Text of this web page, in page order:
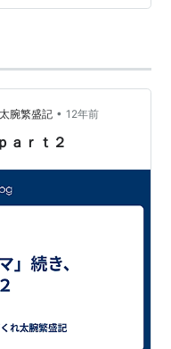
よひささんに歌詞を
、後に建設会社丸増
。 …
腕繁盛記 • 12年前
ａｒｔ２